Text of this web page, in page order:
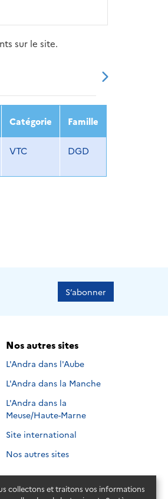
collectons et traitons vos informations
sur le site.
2023
Catégorie Famille
VTC DGD
S’abonner
Nos autres sites
L'Andra dans l'Aube
L'Andra dans la Manche
L'Andra dans la
Meuse/Haute-Marne
Site international
Nos autres sites